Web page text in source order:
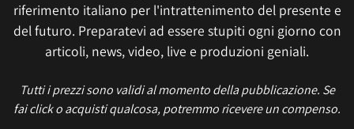
riferimento italiano per l'intrattenimento del presente e
del futuro. Preparatevi ad essere stupiti ogni giorno con
articoli, news, video, live e produzioni geniali.
Tutti i prezzi sono validi al momento della pubblicazione. Se
fai click o acquisti qualcosa, potremmo ricevere un compenso.